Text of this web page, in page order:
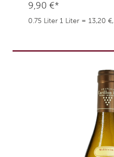
9,90 €*
0.75 Liter 1 Liter = 13,20 €,